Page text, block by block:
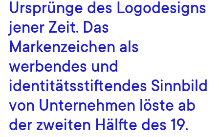
Ursprünge des Logodesigns
jener Zeit. Das
Markenzeichen als
werbendes und
identitätsstiftendes Sinnbild
von Unternehmen löste ab
der zweiten Hälfte des 19.